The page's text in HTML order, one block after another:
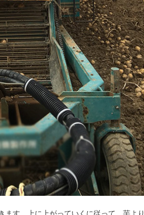
ます。上に上がっていくに従って、芋より